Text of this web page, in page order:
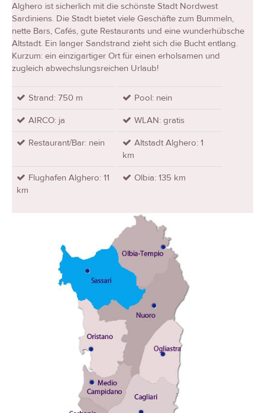
Alghero ist sicherlich mit die schönste Stadt Nordwest
Sardiniens. Die Stadt bietet viele Geschäfte zum Bummeln,
nette Bars, Cafés, gute Restaurants und eine wunderhübsche
Altstadt. Ein langer Sandstrand zieht sich die Bucht entlang.
Kurzum: ein einzigartiger Ort für einen erholsamen und
zugleich abwechslungsreichen Urlaub!
Strand: 750 m
Pool: nein
AIRCO: ja
WLAN: gratis
Restaurant/Bar: nein
Altstadt Alghero: 1
km
Flughafen Alghero: 11
km
Olbia: 135 km